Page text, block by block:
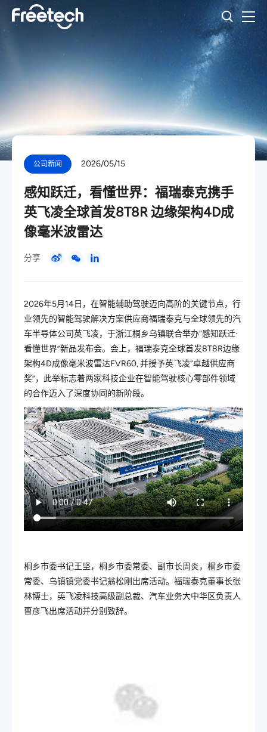
公司新闻 2026/05/15
感知跃迁，看懂世界：福瑞泰克携手
英飞凌全球首发8T8R 边缘架构4D成
像毫米波雷达
分享
2026年5月14日，在智能辅助驾驶迈向高阶的关键节点，行
业领先的智能驾驶解决方案供应商福瑞泰克与全球领先的汽
车半导体公司英飞凌，于浙江桐乡乌镇联合举办“感知跃迁·
看懂世界”新品发布会。会上，福瑞泰克全球首发8T8R边缘
架构4D成像毫米波雷达FVR60, 并授予英飞凌“卓越供应商
奖”，此举标志着两家科技企业在智能驾驶核心零部件领域
的合作迈入了深度协同的新阶段。
福瑞泰克
桐乡市委书记王坚，桐乡市委常委、副市长周炎，桐乡市委
常委、乌镇镇党委书记翁松刚出席活动。福瑞泰克董事长张
林博士，英飞凌科技高级副总裁、汽车业务大中华区负责人
曹彦飞出席活动并分别致辞。